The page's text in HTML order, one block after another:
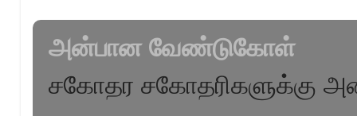
அன்பான வேண்டுகோள்
சகோதர சகோதரிகளுக்கு